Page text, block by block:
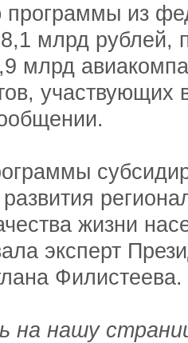
из
млрд рублей,
млрд
участвующих
жизни
эксперт
Филистеева.
на нашу